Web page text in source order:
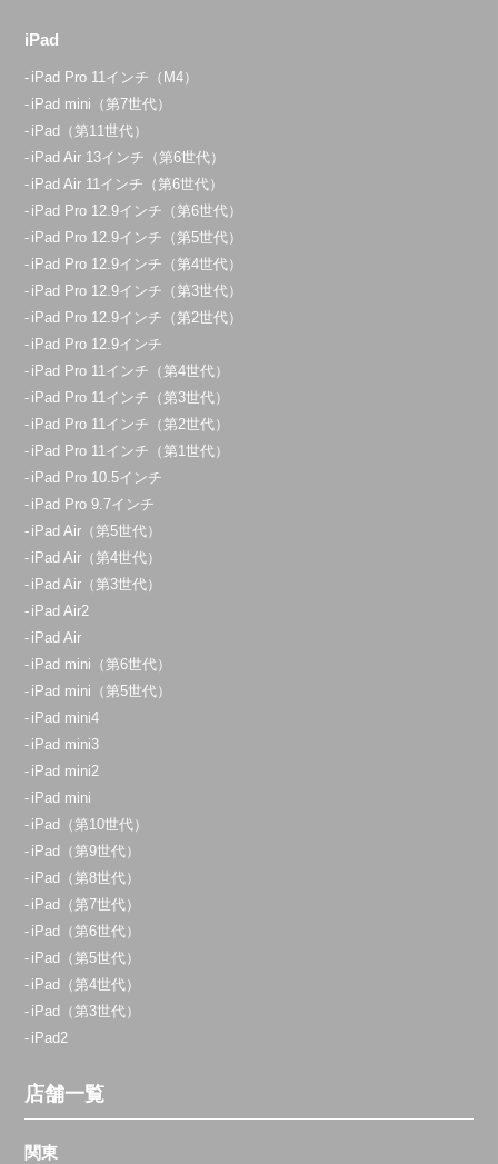
070-1297-4638
アクセス
朝霞店
定休日：年中無休
080-3365-9909
アクセス
久喜菖蒲店
10：00～21：00
年中無休
070-1271-7186
アクセス
大宮店
11:00～20:00
定休日：
不定休
070-9090-1621
11:00～20:00
定休日：不定休
070-9054-8742
アクセス
横浜店
11:00～20:00
0800-800-5919
iPad
iPad Pro 11インチ（M4）
iPad mini（第7世代）
iPad（第11世代）
iPad Air 13インチ（第6世代）
iPad Air 11インチ（第6世代）
iPad Pro 12.9インチ（第6世代）
iPad Pro 12.9インチ（第5世代）
iPad Pro 12.9インチ（第4世代）
iPad Pro 12.9インチ（第3世代）
iPad Pro 12.9インチ（第2世代）
iPad Pro 12.9インチ
iPad Pro 11インチ（第4世代）
iPad Pro 11インチ（第3世代）
iPad Pro 11インチ（第2世代）
iPad Pro 11インチ（第1世代）
iPad Pro 10.5インチ
iPad Pro 9.7インチ
iPad Air（第5世代）
iPad Air（第4世代）
iPad Air（第3世代）
iPad Air2
iPad Air
iPad mini（第6世代）
iPad mini（第5世代）
iPad mini4
iPad mini3
iPad mini2
iPad mini
iPad（第10世代）
iPad（第9世代）
iPad（第8世代）
iPad（第7世代）
iPad（第6世代）
iPad（第5世代）
iPad（第4世代）
iPad（第3世代）
iPad2
店舗一覧
関東